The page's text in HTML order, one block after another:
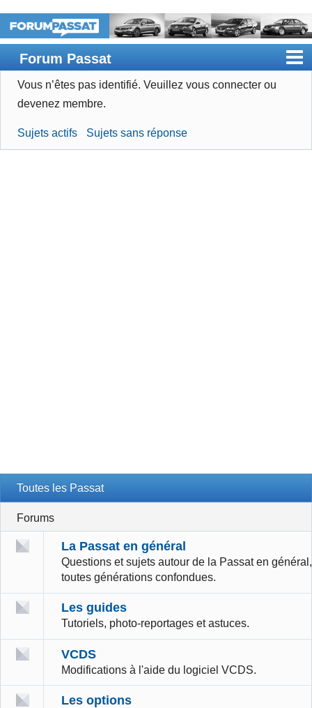
Forum Passat
Accueil
Devenir membre
Vous n’êtes pas identifié. Veuillez vous connecter ou
devenez membre.
Sujets actifs Sujets sans réponse
Toutes les Passat
Forums
La Passat en général
Questions et sujets autour de la Passat en général,
toutes générations confondues.
Les guides
Tutoriels, photo-reportages et astuces.
VCDS
Modifications à l'aide du logiciel VCDS.
Les options